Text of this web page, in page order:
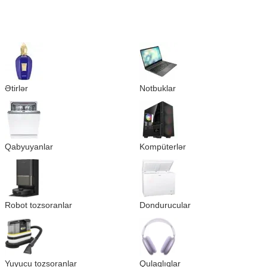
Ətirlər Notbuklar
Qabyuyanlar Kompüterlər
Robot tozsoranlar Dondurucular
Yuyucu tozsoranlar Qulaqlıqlar